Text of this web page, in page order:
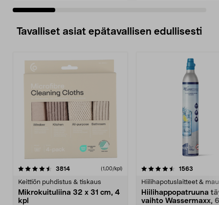
Tavalliset asiat epätavallisen edullisesti
3814arvostelut (1,00/kpl)
Keittiön puhdistus & tiskaus
Mikrokuituliina 32 x 31 cm, 4
kpl
4.5viidestä
1563
Hiilihapotuslaitteet &
Hiilihappopatruuna
vaihto Wassermaxx,
4.5viidestä